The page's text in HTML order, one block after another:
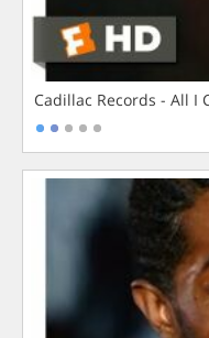
Cadillac Records - All I